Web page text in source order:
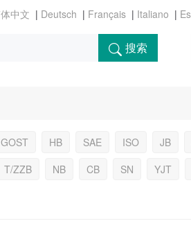
| | | |
搜索
GOST HB SAE ISO JB
T/ZZB NB CB SN YJT